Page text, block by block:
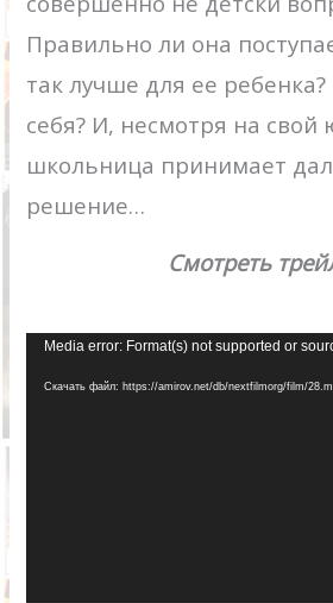
Правильно ли она
так лучше для ее
себя? И, несмотря на свой
школьница принимает
решение…
Смотреть
Media error: Format(s) not supported or
Скачать файл: https://amirov.net/db/nextfilmorg/film/